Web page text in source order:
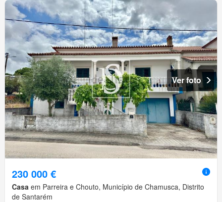
Ver foto
230 000 €
Casa em Parreira e Chouto, Município de Chamusca, Distrito
de Santarém